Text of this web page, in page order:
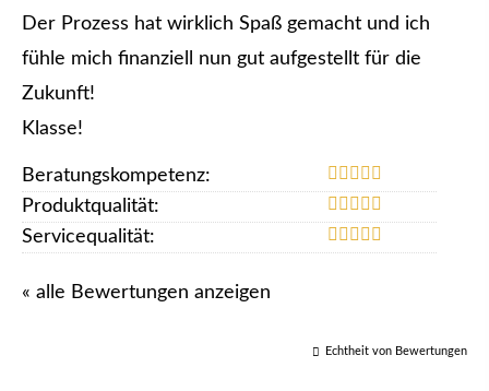
Der Prozess hat wirklich Spaß gemacht und ich
fühle mich finanziell nun gut aufgestellt für die
Zukunft!
Klasse!
Beratungskompetenz:
Produktqualität:
Servicequalität:
« alle Bewertungen anzeigen
Echtheit von Bewertungen